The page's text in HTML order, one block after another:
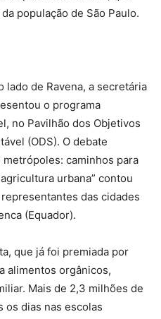
população de São Paulo.
lado de Ravena, a secretária
o programa
no Pavilhão dos Objetivos
(ODS). O debate
caminhos para
urbana” contou
das cidades
(Equador).
que já foi premiada por
alimentos orgânicos,
Mais de 2,3 milhões de
os dias nas escolas